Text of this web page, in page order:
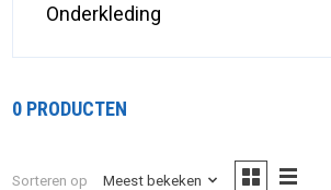
Onderkleding
0 PRODUCTEN
Sorteren op Meest bekeken